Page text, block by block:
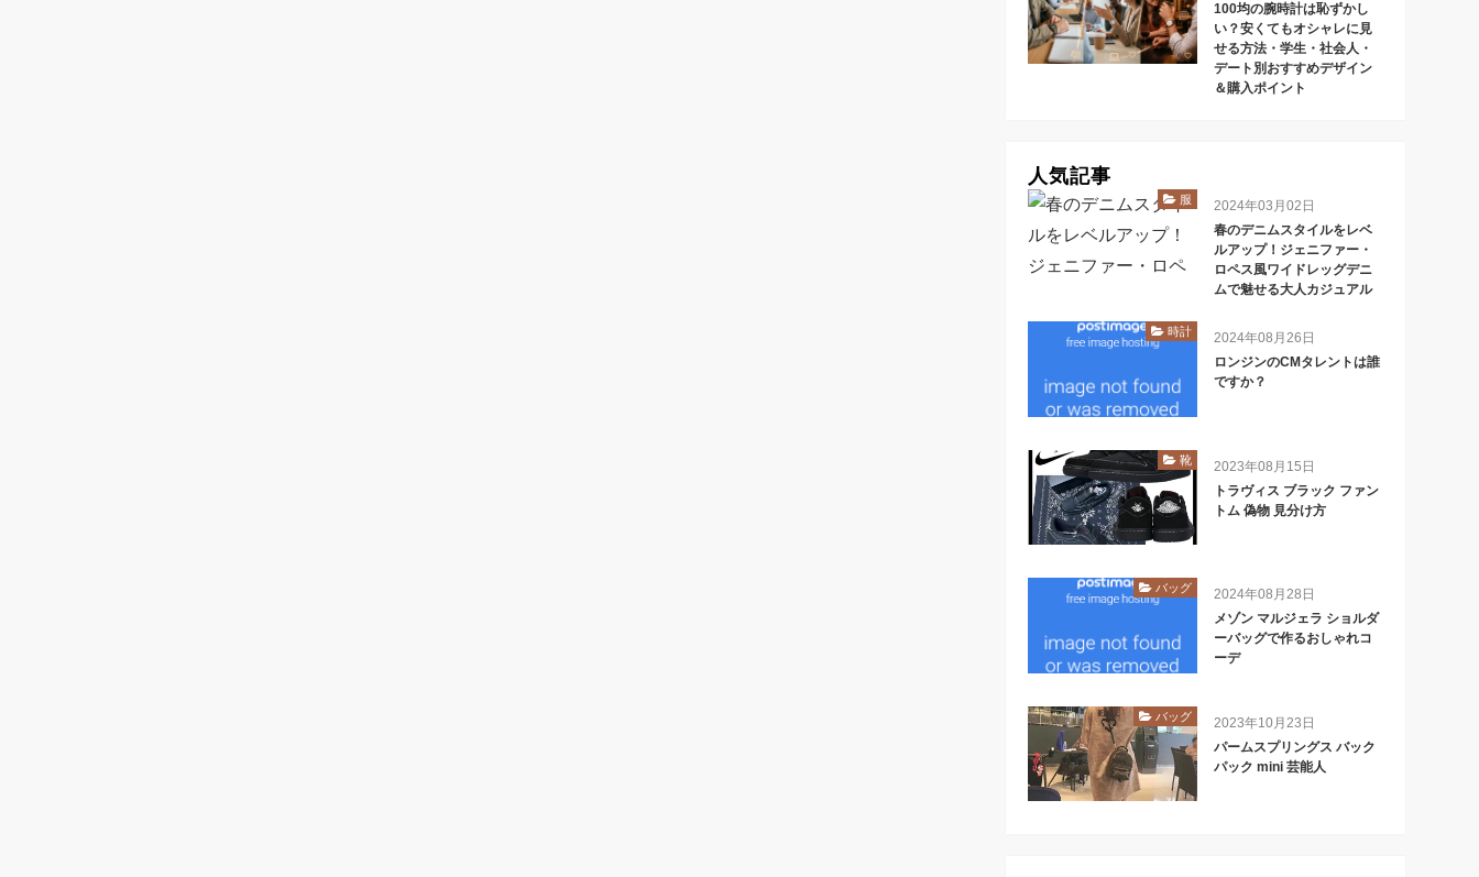
100均の腕時計は恥ずかし
い？安くてもオシャレに見
せる方法・学生・社会人・
デート別おすすめデザイン
＆購入ポイント
人気記事
服
2024年03月02日
春のデニムスタイルをレベ
ルアップ！ジェニファー・
ロペス風ワイドレッグデニ
ムで魅せる大人カジュアル
時計
2024年08月26日
ロンジンのCMタレントは誰
ですか？
靴
2023年08月15日
トラヴィス ブラック ファン
トム 偽物 見分け方
バッグ
2024年08月28日
メゾン マルジェラ ショルダ
ーバッグで作るおしゃれコ
ーデ
バッグ
2023年10月23日
パームスプリングス バック
パック mini 芸能人